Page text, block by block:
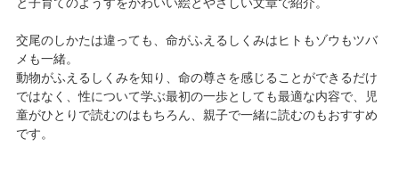
と子育てのようすをかわいい絵とやさしい文章で紹介。
交尾のしかたは違っても、命がふえるしくみはヒトもゾウもツバ
メも一緒。
動物がふえるしくみを知り、命の尊さを感じることができるだけ
ではなく、性について学ぶ最初の一歩としても最適な内容で、児
童がひとりで読むのはもちろん、親子で一緒に読むのもおすすめ
です。